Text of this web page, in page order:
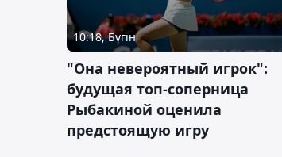
10:18, Бүгін
"Она невероятный игрок":
будущая топ-соперница
Рыбакиной оценила
предстоящую игру